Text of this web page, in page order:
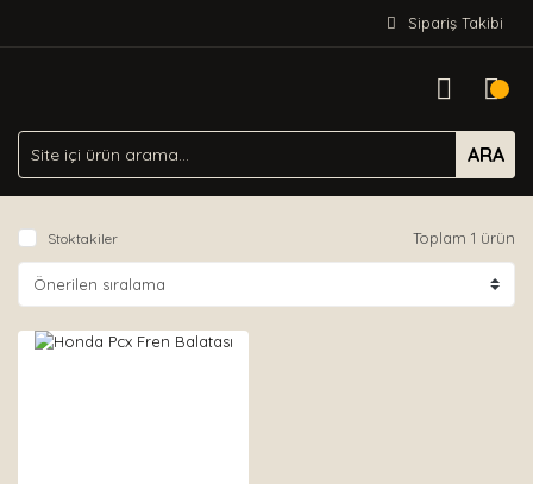
Sipariş Takibi
ARA
Stoktakiler Toplam 1 ürün